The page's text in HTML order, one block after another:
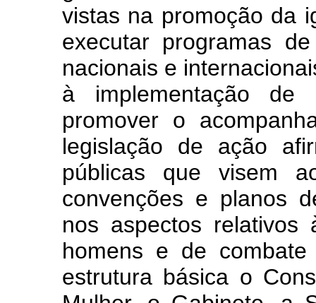
vistas na promoção da
executar programas
nacionais e
à implementação de
promover o
legislação de ação
públicas que visem
convenções e planos
nos aspectos relativos
homens e de
estrutura básica o